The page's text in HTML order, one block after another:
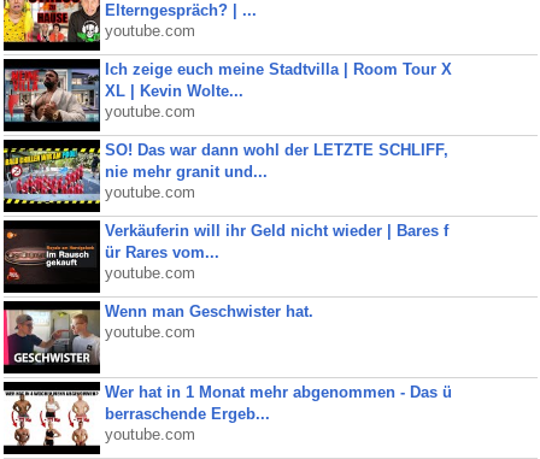
Elterngespräch? | ...
youtube.com
Ich zeige euch meine Stadtvilla | Room Tour X
XL | Kevin Wolte...
youtube.com
SO! Das war dann wohl der LETZTE SCHLIFF,
nie mehr granit und...
youtube.com
Verkäuferin will ihr Geld nicht wieder | Bares f
ür Rares vom...
youtube.com
Wenn man Geschwister hat.
youtube.com
Wer hat in 1 Monat mehr abgenommen - Das ü
berraschende Ergeb...
youtube.com